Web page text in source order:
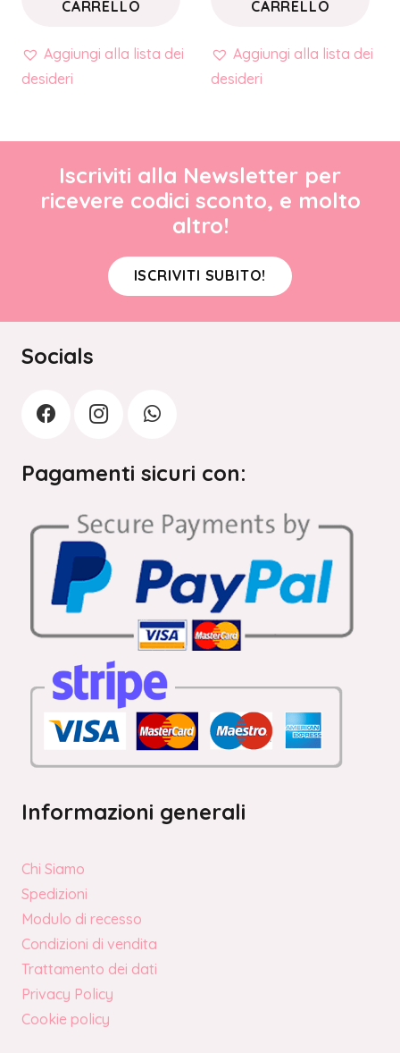
CARRELLO
Aggiungi alla lista dei
desideri
CARRELLO
Aggiungi alla lista dei
desideri
Iscriviti alla Newsletter per
ricevere codici sconto, e molto
altro!
ISCRIVITI SUBITO!
Socials
Pagamenti sicuri con:
Informazioni generali
Chi Siamo
Spedizioni
Modulo di recesso
Condizioni di vendita
Trattamento dei dati
Privacy Policy
Cookie policy